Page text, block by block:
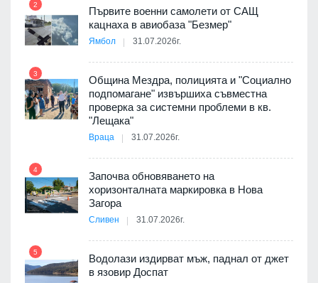
2
Първите военни самолети от САЩ
кацнаха в авиобаза "Безмер"
Ямбол 31.07.2026г.
3
Община Мездра, полицията и "Социално
подпомагане" извършиха съвместна
проверка за системни проблеми в кв.
"Лещака"
Враца 31.07.2026г.
4
Започва обновяването на
хоризонталната маркировка в Нова
Загора
Сливен 31.07.2026г.
5
Водолази издирват мъж, паднал от джет
в язовир Доспат